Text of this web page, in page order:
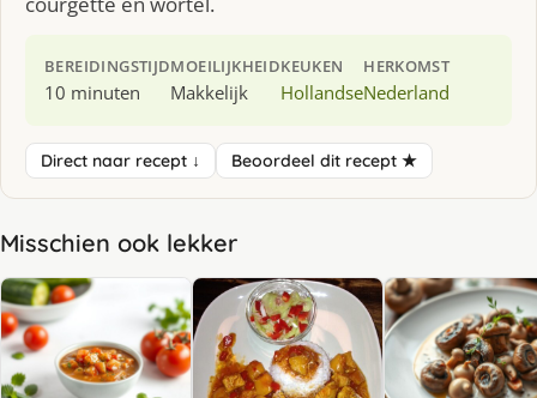
BEREIDINGSTIJD
10 minuten
MOEILIJKHEID
Makkelijk
KEUKEN
Hollandse
HERKOMST
Nederland
Direct naar recept ↓ Beoordeel dit recept ★
Misschien ook lekker